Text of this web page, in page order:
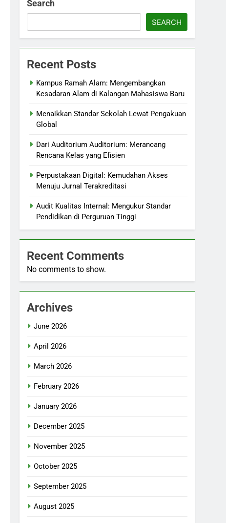
Search
SEARCH
Recent Posts
Kampus Ramah Alam: Mengembangkan
Kesadaran Alam di Kalangan Mahasiswa Baru
Menaikkan Standar Sekolah Lewat Pengakuan
Global
Dari Auditorium Auditorium: Merancang
Rencana Kelas yang Efisien
Perpustakaan Digital: Kemudahan Akses
Menuju Jurnal Terakreditasi
Audit Kualitas Internal: Mengukur Standar
Pendidikan di Perguruan Tinggi
Recent Comments
No comments to show.
Archives
June 2026
April 2026
March 2026
February 2026
January 2026
December 2025
November 2025
October 2025
September 2025
August 2025